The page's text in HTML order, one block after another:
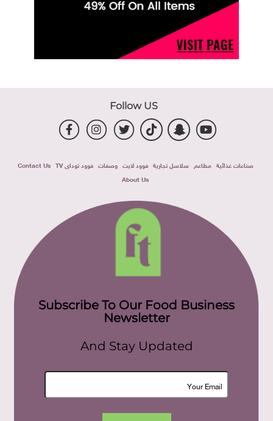
Follow US
صناعات غذائية مطاعم سلاسل تجارية فوود لايت وصفات فوود توداى TV
Contact Us
About Us
Subscribe To Our Food Business
Newsletter
And Stay Updated